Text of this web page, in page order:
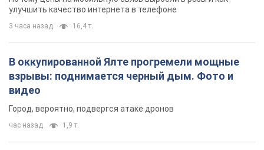
В Коблево в Николаевской области произошел
взрыв в море: погиб мужчина, есть
2 часа назад